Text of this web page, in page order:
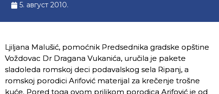
5. август 2010.
Ljiljana Malušić, pomoćnik Predsednika gradske opštine
Voždovac Dr Dragana Vukanića, uručila je pakete
sladoleda romskoj deci podavalskog sela Ripanj, a
romskoj porodici Arifović materijal za krečenje trošne
kuće. Pored toga ovom prilikom porodica Arifović je od